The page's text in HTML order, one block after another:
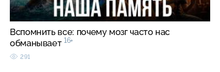
Вспомнить все: почему мозг часто нас
обманывает 16+
291